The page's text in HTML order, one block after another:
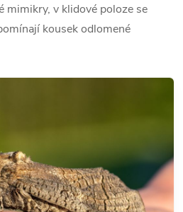
mimikry, v klidové poloze se
kousek odlomené